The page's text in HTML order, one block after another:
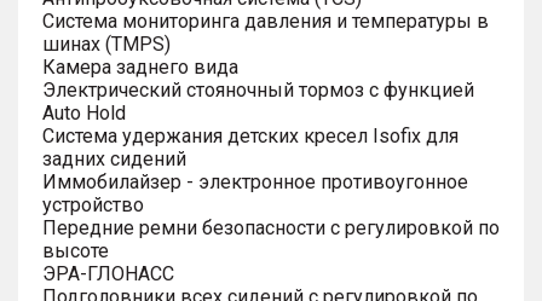
Система мониторинга давления и температуры в
шинах (TMPS)
Камера заднего вида
Электрический стояночный тормоз с функцией
Auto Hold
Система удержания детских кресел Isofix для
задних сидений
Иммобилайзер - электронное противоугонное
устройство
Передние ремни безопасности с регулировкой по
высоте
ЭРА-ГЛОНАСС
Подголовники всех сидений с регулировкой по